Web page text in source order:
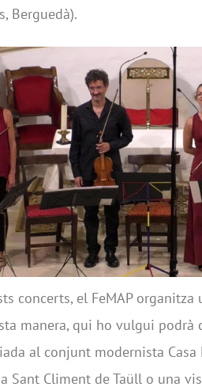
Berguedà).
concerts, el FeMAP organitza
manera, qui ho vulgui
al conjunt modernista Casa
Sant Climent de Taüll o una